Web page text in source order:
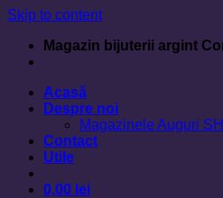
Skip to content
Magazin bijuterii argint
Acasă
Despre noi
Magazinele Auguri
Contact
Utile
0,00 lei